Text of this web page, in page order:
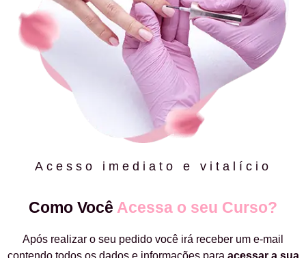
Acesso imediato e vitalício
Como Você Acessa o seu Curso?
Após realizar o seu pedido você irá receber um e-mail
contendo todos os dados e informações para acessar a sua